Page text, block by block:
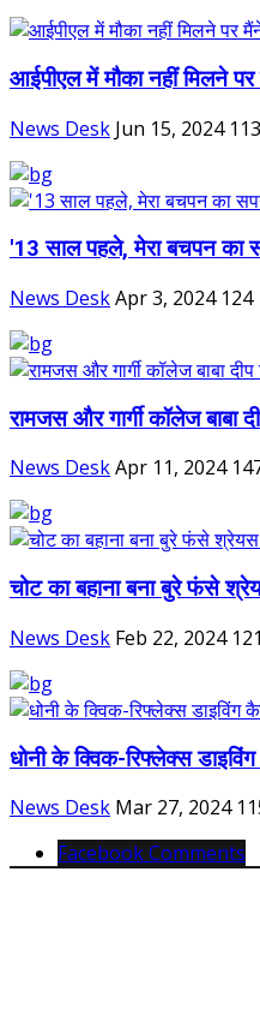
आईपीएल में मौका नहीं मिलने
News Desk Jun 15, 2024 113
'13 साल पहले, मेरा बचपन का
News DeskApr 3, 2024 124
रामजस और गार्गी कॉलेज बाबा
News DeskApr 11, 2024
चोट का बहाना बना बुरे फंसे
News Desk Feb 22, 2024 121
धोनी के क्विक-रिफ्लेक्स
News Desk Mar 27, 2024
Facebook Comments